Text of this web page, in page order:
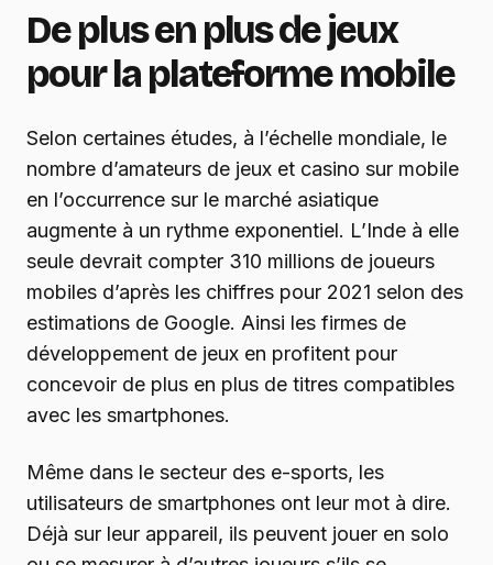
De plus en plus de jeux
pour la plateforme mobile
Selon certaines études, à l’échelle mondiale, le
nombre d’amateurs de jeux et casino sur mobile
en l’occurrence sur le marché asiatique
augmente à un rythme exponentiel. L’Inde à elle
seule devrait compter 310 millions de joueurs
mobiles d’après les chiffres pour 2021 selon des
estimations de Google. Ainsi les firmes de
développement de jeux en profitent pour
concevoir de plus en plus de titres compatibles
avec les smartphones.
Même dans le secteur des e-sports, les
utilisateurs de smartphones ont leur mot à dire.
Déjà sur leur appareil, ils peuvent jouer en solo